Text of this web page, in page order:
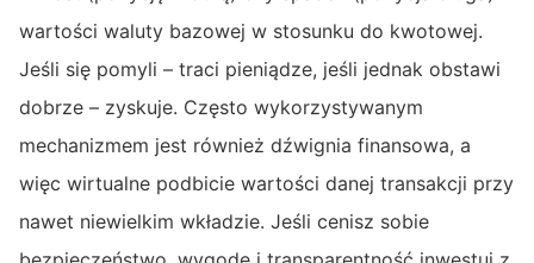
wartości waluty bazowej w stosunku do kwotowej.
Jeśli się pomyli – traci pieniądze, jeśli jednak obstawi
dobrze – zyskuje. Często wykorzystywanym
mechanizmem jest również dźwignia finansowa, a
więc wirtualne podbicie wartości danej transakcji przy
nawet niewielkim wkładzie. Jeśli cenisz sobie